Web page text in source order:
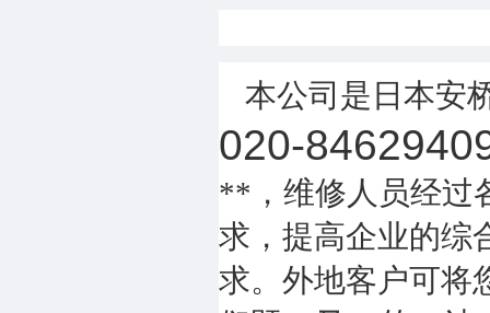
本公司是日本安
020-
**，维修人员经过
求，提高企业的综
求。外地客户可将